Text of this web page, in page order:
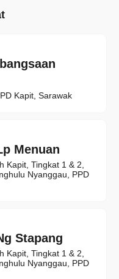
Kapit, Sarawak
Menuan
Kapit, Tingkat 1 & 2,
Nyanggau, PPD
Stapang
Kapit, Tingkat 1 & 2,
Nyanggau, PPD